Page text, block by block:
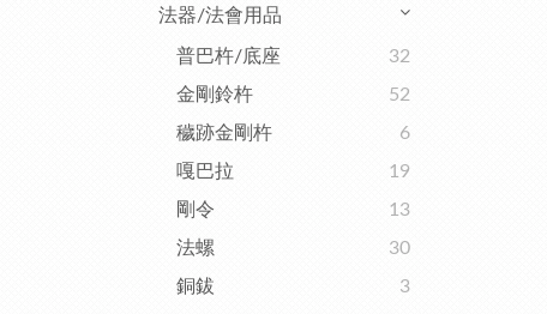
法器/法會用品
普巴杵/底座
32
金剛鈴杵
52
穢跡金剛杵
6
嘎巴拉
19
剛令
13
法螺
30
銅鈸
3